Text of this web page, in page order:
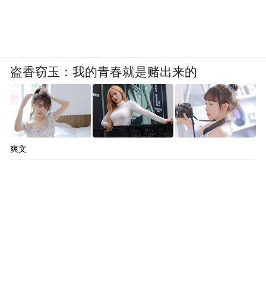
盗香窃玉：我的青春就是赌出来的
爽文